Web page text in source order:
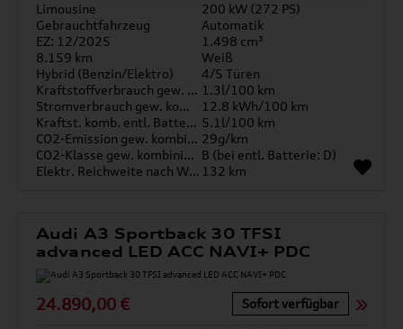
Limousine
200 kW (272 PS)
Gebrauchtfahrzeug
Automatik
EZ: 12/2025
1.498 cm³
8.159 km
Weiß
Hybrid (Benzin/Elektro)
4/5 Türen
Kraftstoffverbrauch gew. kombiniert 1.3l/100 km
Stromverbrauch gew. kombiniert
12.8 kWh/100 km
Kraftst. komb. entl. Batterie 5.1l/100 km
CO2-Emission gew. kombiniert 29g/km
CO2-Klasse gew. kombiniert B (bei entl. Batterie: D)
Elektr. Reichweite nach WLTP* 132 km
Audi A3 Sportback 30 TFSI
advanced LED ACC NAVI+ PDC
24.890,00 € Sofort verfügbar